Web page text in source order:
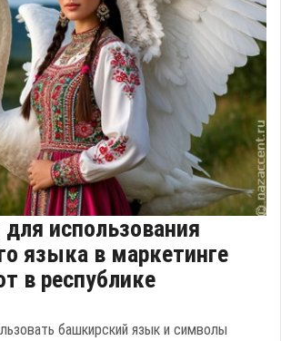
использования
языка в маркетинге
в республике
башкирский язык и символы